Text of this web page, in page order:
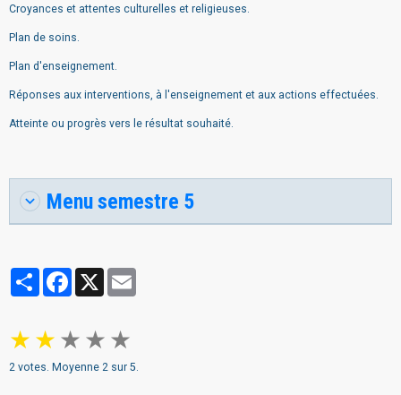
Croyances et attentes culturelles et religieuses.
Plan de soins.
Plan d'enseignement.
Réponses aux interventions, à l'enseignement et aux actions effectuées.
Atteinte ou progrès vers le résultat souhaité.
Menu semestre 5
PartagerFacebook
★ ★ ★ ★ ★
2 votes. Moyenne 2 sur 5.